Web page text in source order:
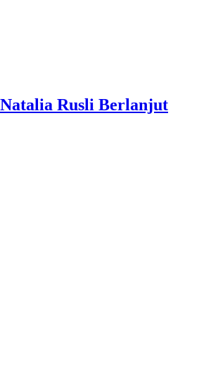
Rusli Berlanjut